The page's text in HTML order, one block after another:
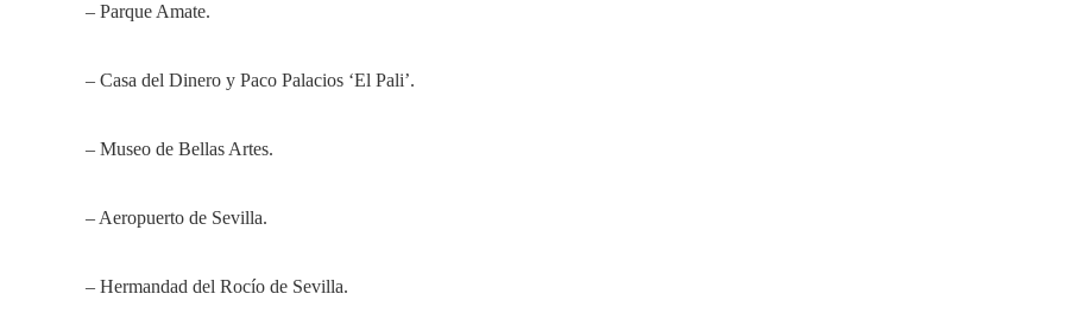
– Parque Amate.
– Casa del Dinero y Paco Palacios ‘El Pali’.
– Museo de Bellas Artes.
– Aeropuerto de Sevilla.
– Hermandad del Rocío de Sevilla.